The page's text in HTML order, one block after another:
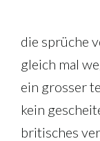
die sprüche
gleich mal
ein grosser
kein
britisches